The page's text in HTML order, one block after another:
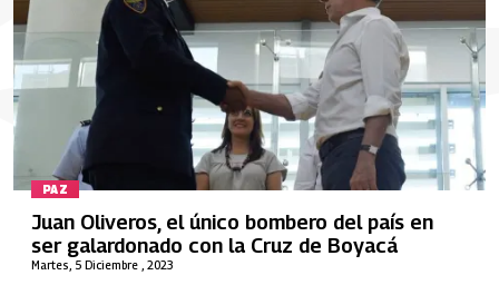
PAZ
Martes, 5 Diciembre , 2023
Juan Oliveros, el único bombero del país en
ser galardonado con la Cruz de Boyacá